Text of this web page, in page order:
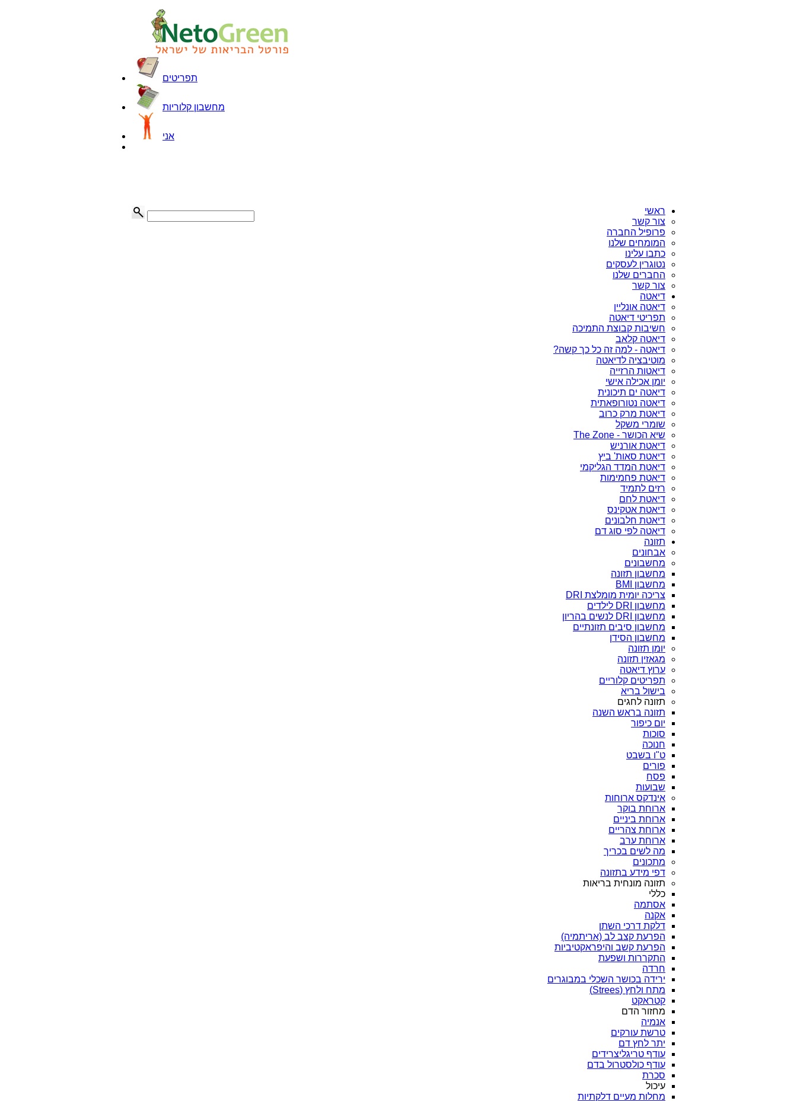
תפריטים
מחשבון קלוריות
אני
ראשי
צור קשר
פרופיל החברה
המומחים שלנו
כתבו עלינו
נטוגרין לעסקים
החברים שלנו
צור קשר
דיאטה
דיאטה אונליין
תפריטי דיאטה
חשיבות קבוצת התמיכה
דיאטה קלאב
דיאטה - למה זה כל כך קשה?
מוטיבציה לדיאטה
דיאטות הרזייה
יומן אכילה אישי
דיאטה ים תיכונית
דיאטה נטורופאתית
דיאטת מרק כרוב
שומרי משקל
שיא הכושר - The Zone
דיאטת אורניש
דיאטת סאות' ביץ
דיאטת המדד הגליקמי
דיאטת פחמימות
רזים לתמיד
דיאטת לחם
דיאטת אטקינס
דיאטת חלבונים
דיאטה לפי סוג דם
תזונה
אבחונים
מחשבונים
מחשבון תזונה
מחשבון BMI
צריכה יומית מומלצת DRI
מחשבון DRI לילדים
מחשבון DRI לנשים בהריון
מחשבון סיבים תזונתיים
מחשבון הסידן
יומן תזונה
מגאזין תזונה
ערוץ דיאטה
תפריטים קלוריים
בישול בריא
תזונה לחגים
תזונה בראש השנה
יום כיפור
סוכות
חנוכה
ט"ו בשבט
פורים
פסח
שבועות
אינדקס ארוחות
ארוחת בוקר
ארוחת ביניים
ארוחת צהריים
ארוחת ערב
מה לשים בכריך
מתכונים
דפי מידע בתזונה
תזונה מונחית בריאות
כללי
אסתמה
אקנה
דלקת דרכי השתן
הפרעת קצב לב (אריתמיה)
הפרעת קשב והיפראקטיביות
התקררות ושפעת
חרדה
ירידה בכושר השכלי במבוגרים
מתח ולחץ (Strees)
קטראקט
מחזור הדם
אנמיה
טרשת עורקים
יתר לחץ דם
עודף טריגליצרידים
עודף כולסטרול בדם
סכרת
עיכול
מחלות מעיים דלקתיות